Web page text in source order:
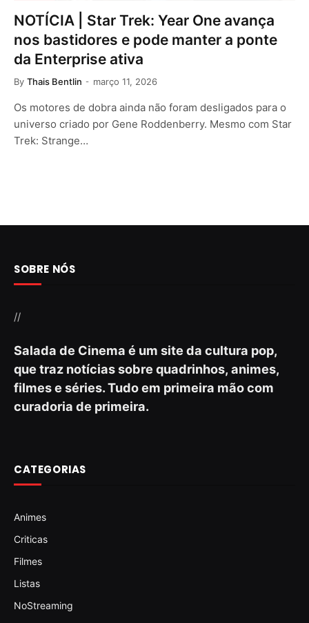
NOTÍCIA | Star Trek: Year One avança
nos bastidores e pode manter a ponte
da Enterprise ativa
By Thais Bentlin março 11, 2026
Os motores de dobra ainda não foram desligados para o
universo criado por Gene Roddenberry. Mesmo com Star
Trek: Strange…
SOBRE NÓS
//
Salada de Cinema é um site da cultura pop,
que traz notícias sobre quadrinhos, animes,
filmes e séries. Tudo em primeira mão com
curadoria de primeira.
CATEGORIAS
Animes
Criticas
Filmes
Listas
NoStreaming